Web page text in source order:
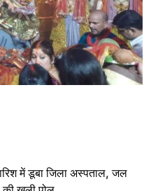
में डूबा जिला अस्पताल, जल